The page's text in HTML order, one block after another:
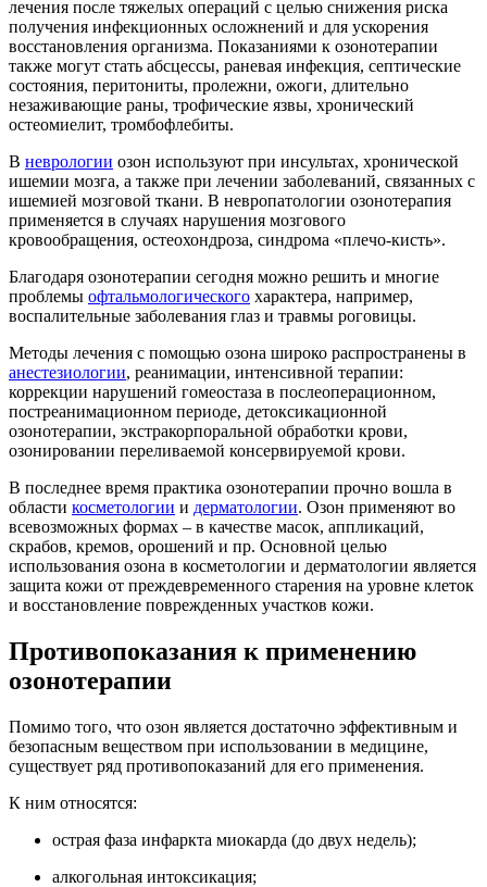
лечения после тяжелых операций с целью снижения риска
получения инфекционных осложнений и для ускорения
восстановления организма. Показаниями к озонотерапии
также могут стать абсцессы, раневая инфекция, септические
состояния, перитониты, пролежни, ожоги, длительно
незаживающие раны, трофические язвы, хронический
остеомиелит, тромбофлебиты.
В неврологии озон используют при инсультах, хронической
ишемии мозга, а также при лечении заболеваний, связанных с
ишемией мозговой ткани. В невропатологии озонотерапия
применяется в случаях нарушения мозгового
кровообращения, остеохондроза, синдрома «плечо-кисть».
Благодаря озонотерапии сегодня можно решить и многие
проблемы офтальмологического характера, например,
воспалительные заболевания глаз и травмы роговицы.
Методы лечения с помощью озона широко распространены в
анестезиологии, реанимации, интенсивной терапии:
коррекции нарушений гомеостаза в послеоперационном,
постреанимационном периоде, детоксикационной
озонотерапии, экстракорпоральной обработки крови,
озонировании переливаемой консервируемой крови.
В последнее время практика озонотерапии прочно вошла в
области косметологии и дерматологии. Озон применяют во
всевозможных формах – в качестве масок, аппликаций,
скрабов, кремов, орошений и пр. Основной целью
использования озона в косметологии и дерматологии является
защита кожи от преждевременного старения на уровне клеток
и восстановление поврежденных участков кожи.
Противопоказания к применению
озонотерапии
Помимо того, что озон является достаточно эффективным и
безопасным веществом при использовании в медицине,
существует ряд противопоказаний для его применения.
К ним относятся:
острая фаза инфаркта миокарда (до двух недель);
алкогольная интоксикация;